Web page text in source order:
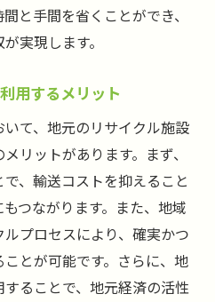
と手間を省くことができ、
実現します。
用するメリット
て、地元のリサイクル施設
リットがあります。まず、
、輸送コストを抑えること
つながります。また、地域
プロセスにより、確実かつ
とが可能です。さらに、地
ることで、地元経済の活性